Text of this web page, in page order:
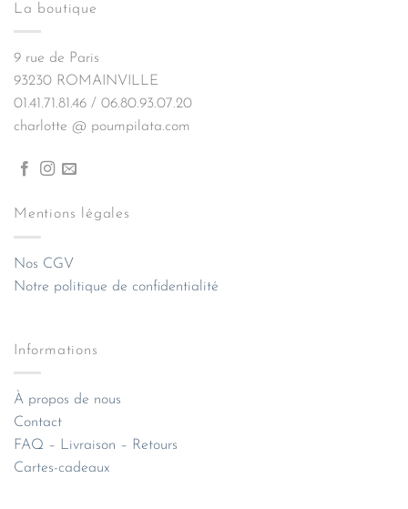
La boutique
9 rue de Paris
93230 ROMAINVILLE
01.41.71.81.46 / 06.80.93.07.20
charlotte @ poumpilata.com
Mentions légales
Nos CGV
Notre politique de confidentialité
Informations
À propos de nous
Contact
FAQ – Livraison – Retours
Cartes-cadeaux